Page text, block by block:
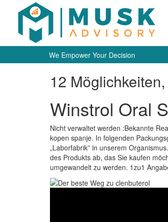
We Empower Your Decision
12
Winstrol Oral
Nicht verwaltet werden :Bekannte
kopen spanje. In folgenden
„Laborfabrik” in unserem
des Produkts ab, das Sie kaufen
umgewandelt zu werden. 1zu1